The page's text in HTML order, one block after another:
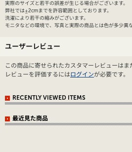
実際のサイズと若干の誤差が生じる場合がございます。
弊社では±2cmまでを許容範囲としております。
洗濯により若干の縮みがございます。
モニタなどの環境で、写真と実際の商品とは色が多少異
ユーザーレビュー
この商品に寄せられたカスタマーレビューはま
レビューを評価するにはログインが必要です。
RECENTLY VIEWED ITEMS
最近見た商品